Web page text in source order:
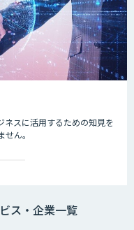
ネスに活用するための知見を
ん。
つけて企業価値を向上させ
ス・企業一覧